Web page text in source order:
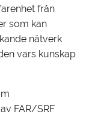
från
som kan
nätverk
vars kunskap
FAR/SRF